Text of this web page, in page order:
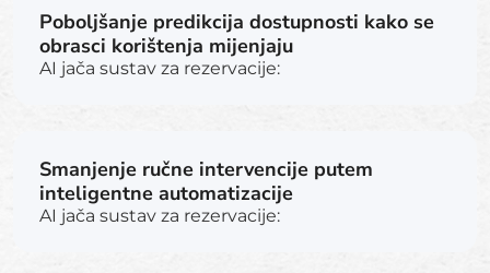
Poboljšanje predikcija dostupnosti kako se
obrasci korištenja mijenjaju
AI jača sustav za rezervacije:
Smanjenje ručne intervencije putem
inteligentne automatizacije
AI jača sustav za rezervacije: